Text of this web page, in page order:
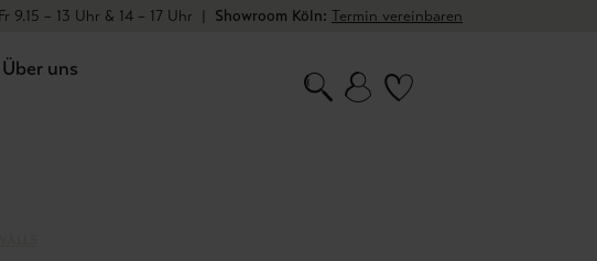
9.15 – 13 Uhr & 14 – 17 Uhr | Showroom Köln: Termin vereinbaren
Über uns